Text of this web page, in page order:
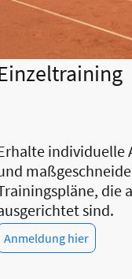
individuelle
die
sind.
Anmeldung hier